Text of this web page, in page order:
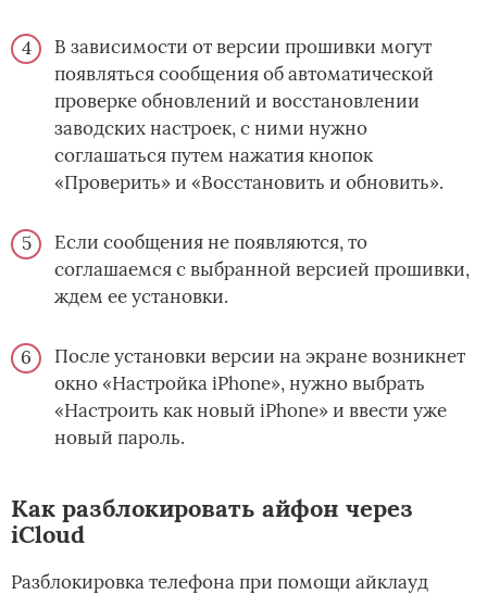
В зависимости от версии прошивки могут
появляться сообщения об автоматической
проверке обновлений и восстановлении
заводских настроек, с ними нужно
соглашаться путем нажатия кнопок
«Проверить» и «Восстановить и обновить».
Если сообщения не появляются, то
соглашаемся с выбранной версией прошивки,
ждем ее установки.
После установки версии на экране возникнет
окно «Настройка iPhone», нужно выбрать
«Настроить как новый iPhone» и ввести уже
новый пароль.
Как разблокировать айфон через
iCloud
Разблокировка телефона при помощи айклауд